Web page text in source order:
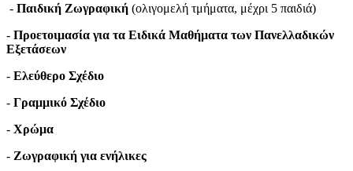
- Παιδική Ζωγραφική (ολιγομελή τμήματα, μέχρι 5 παιδιά)
- Προετοιμασία για τα Ειδικά Μαθήματα των Πανελλαδικών
Εξετάσεων
- Ελεύθερο Σχέδιο
- Γραμμικό Σχέδιο
- Χρώμα
- Ζωγραφική για ενήλικες